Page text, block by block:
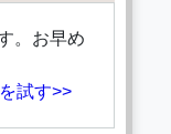
。お早め
試す>>